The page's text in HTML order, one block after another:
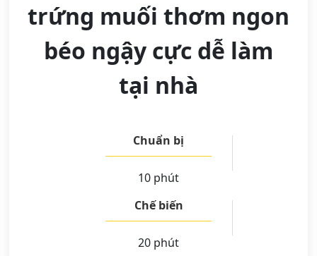
trứng muối thơm ngon
béo ngậy cực dễ làm
tại nhà
Chuẩn bị
10 phút
Chế biến
20 phút